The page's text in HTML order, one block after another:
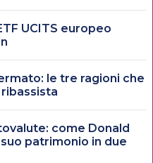
UCITS europeo
le tre ragioni che
come Donald
patrimonio in due